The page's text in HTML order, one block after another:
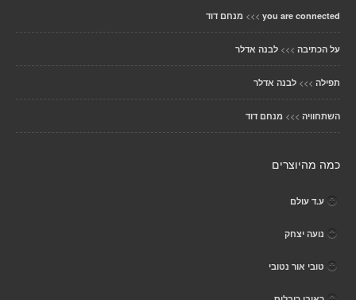
you are connected
>>> מנחם דוד
על הכתיבה >>> לבנה אדלר
תפילה >>> לבנה אדלר
השתחוויה >>> מנחם דוד
כמה מהיוצרים
ע.ד עולם
נועה יצחק
טובי אור נטובי